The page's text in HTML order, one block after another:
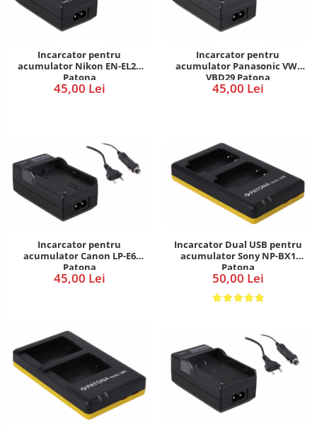
Incarcator pentru
acumulator Nikon EN-EL24
Patona
45,00 Lei
Incarcator pentru
acumulator Panasonic VW-
VBD29 Patona
45,00 Lei
Incarcator pentru
acumulator Canon LP-E6
Patona
45,00 Lei
Incarcator Dual USB pentru
acumulator Sony NP-BX1
Patona
50,00 Lei